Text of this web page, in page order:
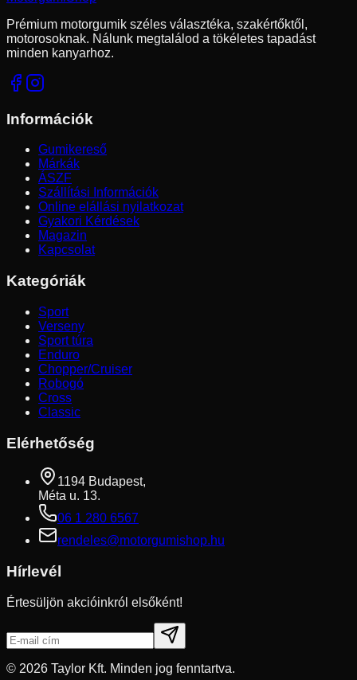
Prémium motorgumik széles választéka, szakértőktől,
motorosoknak. Nálunk megtalálod a tökéletes tapadást
minden kanyarhoz.
Információk
Gumikereső
Márkák
ÁSZF
Szállítási Információk
Online elállási nyilatkozat
Gyakori Kérdések
Magazin
Kapcsolat
Kategóriák
Sport
Verseny
Sport túra
Enduro
Chopper/Cruiser
Robogó
Cross
Classic
Elérhetőség
1194 Budapest,
Méta u. 13.
06 1 280 6567
rendeles@motorgumishop.hu
Hírlevél
Értesüljön akcióinkról elsőként!
© 2026 Taylor Kft. Minden jog fenntartva.